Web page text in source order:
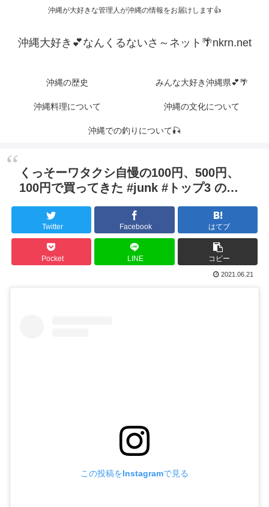
沖縄が大好きな管理人が沖縄の情報をお届けします👍
沖縄大好き💕なんくるないさ～ネット🌴nkrn.net
沖縄の歴史 みんな大好き沖縄県💕🌴
沖縄料理について 沖縄の文化について
沖縄での釣りについて🎣
くっそーワタクシ自慢の100円、500円、
100円で買ってきた #junk #トップ3 の…
Twitter Facebook はてブ
Pocket LINE コピー
2021.06.21
この投稿をInstagramで見る